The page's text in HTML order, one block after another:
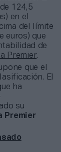
124,5
en el
del límite
euros) que
de
Premier.
que el
El
ha
su
Premier